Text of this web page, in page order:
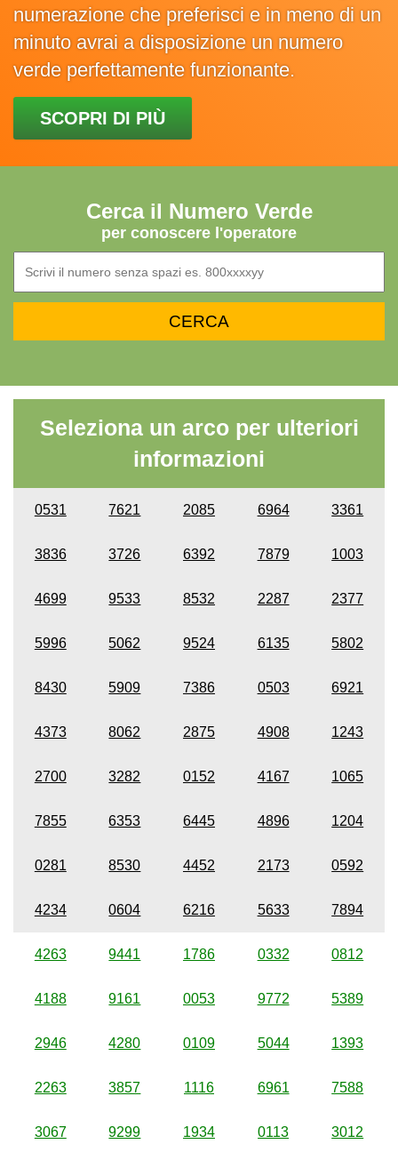
numerazione che preferisci e in meno di un
minuto avrai a disposizione un numero
verde perfettamente funzionante.
SCOPRI DI PIÙ
Cerca il Numero Verde
per conoscere l'operatore
Seleziona un arco per ulteriori
informazioni
0531 7621 2085 6964 3361
3836 3726 6392 7879 1003
4699 9533 8532 2287 2377
5996 5062 9524 6135 5802
8430 5909 7386 0503 6921
4373 8062 2875 4908 1243
2700 3282 0152 4167 1065
7855 6353 6445 4896 1204
0281 8530 4452 2173 0592
4234 0604 6216 5633 7894
4263 9441 1786 0332 0812
4188 9161 0053 9772 5389
2946 4280 0109 5044 1393
2263 3857 1116 6961 7588
3067 9299 1934 0113 3012